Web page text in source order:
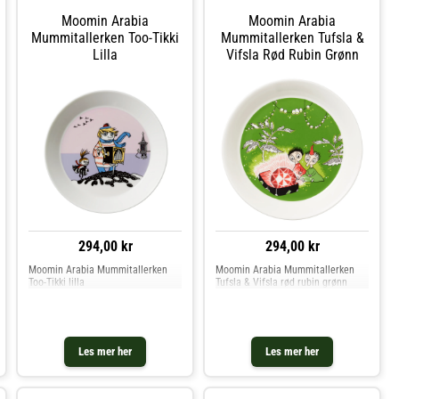
motivet kan også finnes på en kopp
og en tallerken. Kjøp
Serveringsskåler og andre Skåler &
Serveringsfat hos Royal Design.
Moomin Arabia
Mummitallerken Too-Tikki
Lilla
294,00 kr
Les mer her
Moomin Arabia Mummitallerken
Too-Tikki lilla
Moomin Arabia
Mummitallerken Tufsla &
Vifsla Rød Rubin Grønn
294,00 kr
Les mer her
Moomin Arabia Mummitallerken
Tufsla & Vifsla rød rubin grønn